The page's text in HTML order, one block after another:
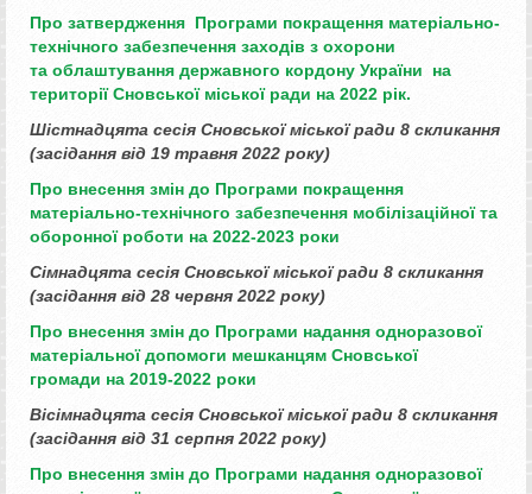
Про затвердження Програми покращення матеріально-
технічного забезпечення заходів з охорони
та облаштування державного кордону України на
території Сновської міської ради на 2022 рік.
Шістнадцята сесія Сновської міської ради 8 скликання
(засідання від 19 травня 2022 року)
Про внесення змін до Програми покращення
матеріально-технічного забезпечення мобілізаційної та
оборонної роботи на 2022-2023 роки
Сімнадцята сесія Сновської міської ради 8 скликання
(засідання від 28 червня 2022 року)
Про внесення змін до Програми надання одноразової
матеріальноїдопомоги мешканцям Сновської
громади на 2019-2022 роки
Вісімнадцята сесія Сновської міської ради 8 скликання
(засідання від 31 серпня 2022 року)
Про внесення змін до Програми надання одноразової